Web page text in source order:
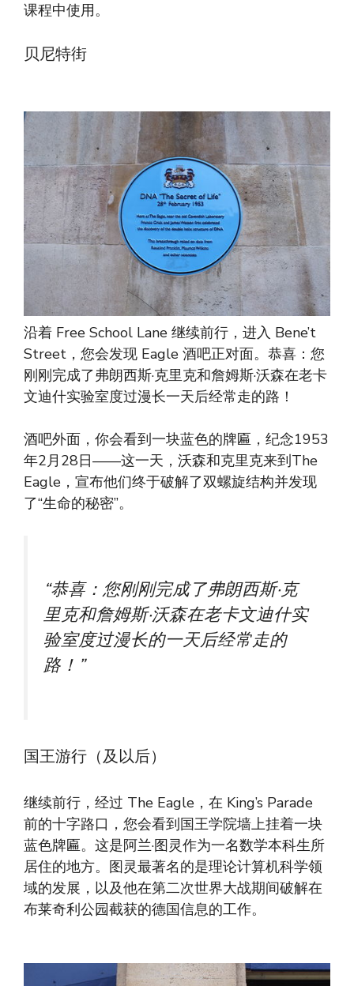
课程中使用。
贝尼特街
沿着 Free School Lane 继续前行，进入 Bene’t
Street，您会发现 Eagle 酒吧正对面。恭喜：您
刚刚完成了弗朗西斯·克里克和詹姆斯·沃森在老卡
文迪什实验室度过漫长一天后经常走的路！
酒吧外面，你会看到一块蓝色的牌匾，纪念1953
年2月28日——这一天，沃森和克里克来到The
Eagle，宣布他们终于破解了双螺旋结构并发现
了“生命的秘密”。
“恭喜：您刚刚完成了弗朗西斯·克
里克和詹姆斯·沃森在老卡文迪什实
验室度过漫长的一天后经常走的
路！”
国王游行（及以后）
继续前行，经过 The Eagle，在 King’s Parade
前的十字路口，您会看到国王学院墙上挂着一块
蓝色牌匾。这是阿兰·图灵作为一名数学本科生所
居住的地方。图灵最著名的是理论计算机科学领
域的发展，以及他在第二次世界大战期间破解在
布莱奇利公园截获的德国信息的工作。